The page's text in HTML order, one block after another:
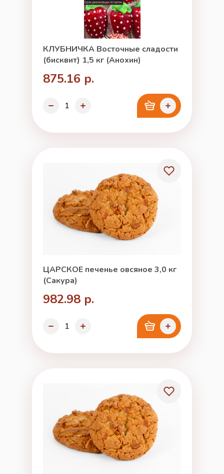
КЛУБНИЧКА Восточные сладости
(бисквит) 1,5 кг (Анохин)
875.16 р.
ЦАРСКОЕ печенье овсяное 3,0 кг
(Сакура)
982.98 р.